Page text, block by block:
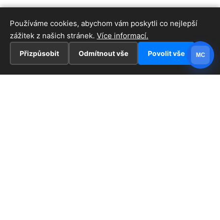
Používáme cookies, abychom vám poskytli co nejlepší
zážitek z našich stránek. Více informací.
Přizpůsobit Odmítnout vše Povolit vše MC